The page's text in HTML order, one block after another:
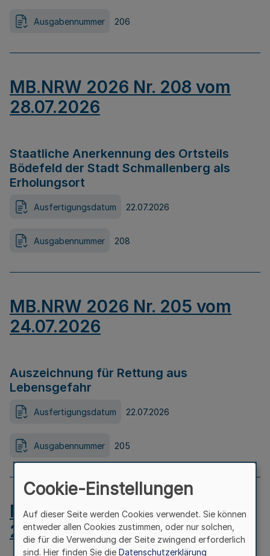
Ausgabennummer 206
MB.NRW 2026 Nr. 208 vom
28.07.2026
Staatliche Anerkennung des Ortsteils
Bödefeld der Stadt Schmallenberg als
Erholungsort
Ausfertigungsdatum 22.07.2026
Ausgabennummer 208
MB.NRW 2026 Nr. 205 vom
24.07.2026
Auszeichnung für Rettung aus
Lebensgefahr
Ausfertigungsdatum 22.07.2026
Ausgabennummer 205
MB.NRW 2026 Nr. 204 vom
24.07.2026
Cookie-Einstellungen
Auf dieser Seite werden Cookies verwendet. Sie können
entweder allen Cookies zustimmen, oder nur solchen,
die für die Verwendung der Seite zwingend erforderlich
sind. Hier finden Sie die Datenschutzerklärung